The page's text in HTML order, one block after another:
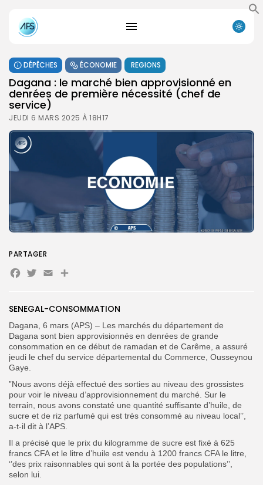
FR
DÉPÊCHES ÉCONOMIE REGIONS
Dagana : le marché bien approvisionné en
denrées de première nécessité (chef de
service)
JEUDI 6 MARS 2025 À 18H17
SENEGAL-CONSOMMATION
Dagana, 6 mars (APS) – Les marchés du département de
Dagana sont bien approvisionnés en denrées de grande
consommation en ce début de ramadan et de Carême, a assuré
jeudi le chef du service départemental du Commerce, Ousseynou
Gaye.
”Nous avons déjà effectué des sorties au niveau des grossistes
pour voir le niveau d’approvisionnement du marché. Sur le
terrain, nous avons constaté une quantité suffisante d’huile, de
sucre et de riz parfumé qui est très consommé au niveau local’’,
a-t-il dit à l’APS.
Il a précisé que le prix du kilogramme de sucre est fixé à 625
francs CFA et le litre d’huile est vendu à 1200 francs CFA le litre,
‘’des prix raisonnables qui sont à la portée des populations’’,
selon lui.
PARTAGER
Facebook
Twitter
EmailPartager